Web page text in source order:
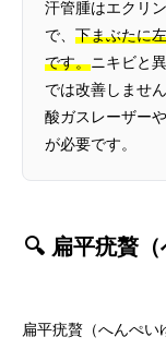
汗管腫はエクリ
で、 下まぶたに
です。ニキビと
では改善しませ
酸ガスレーザー
が必要です。
🔍 扁平疣贅
扁平疣贅（へんぺい